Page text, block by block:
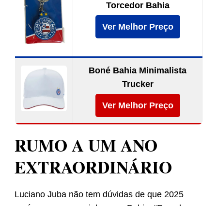
Torcedor Bahia
Ver Melhor Preço
Boné Bahia Minimalista
Trucker
Ver Melhor Preço
RUMO A UM ANO
EXTRAORDINÁRIO
Luciano Juba não tem dúvidas de que 2025